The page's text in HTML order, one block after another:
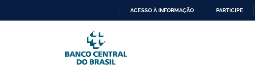
PARA
O
CONTEÚDO
ACESSO À INFORMAÇÃO PARTICIPE